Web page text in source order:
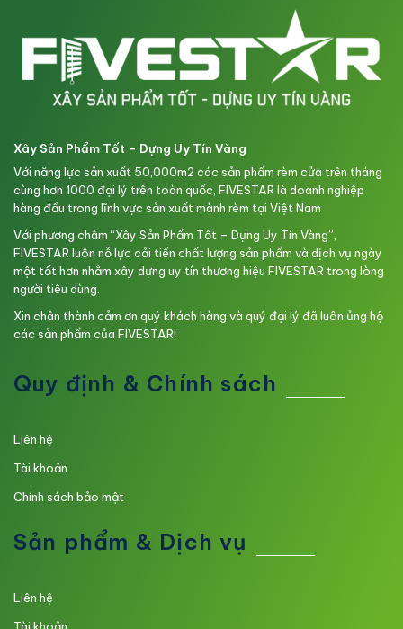
Xây Sản Phẩm Tốt – Dựng Uy Tín Vàng
Với năng lực sản xuất 50,000m2 các sản phẩm rèm cửa trên tháng
cùng hơn 1000 đại lý trên toàn quốc, FIVESTAR là doanh nghiệp
hàng đầu trong lĩnh vực sản xuất mành rèm tại Việt Nam
Với phương châm “Xây Sản Phẩm Tốt – Dựng Uy Tín Vàng”,
FIVESTAR luôn nỗ lực cải tiến chất lượng sản phẩm và dịch vụ ngày
một tốt hơn nhằm xây dựng uy tín thương hiệu FIVESTAR trong lòng
người tiêu dùng.
Xin chân thành cảm ơn quý khách hàng và quý đại lý đã luôn ủng hộ
các sản phẩm của FIVESTAR!
Quy định & Chính sách
Liên hệ
Tài khoản
Chính sách bảo mật
Sản phẩm & Dịch vụ
Liên hệ